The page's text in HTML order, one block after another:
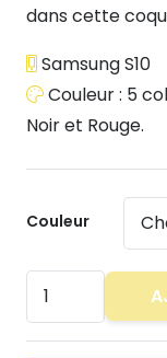
dans cette
Samsung S10
Couleur : 5
Noir et Rouge.
Couleur
quantité
Etui